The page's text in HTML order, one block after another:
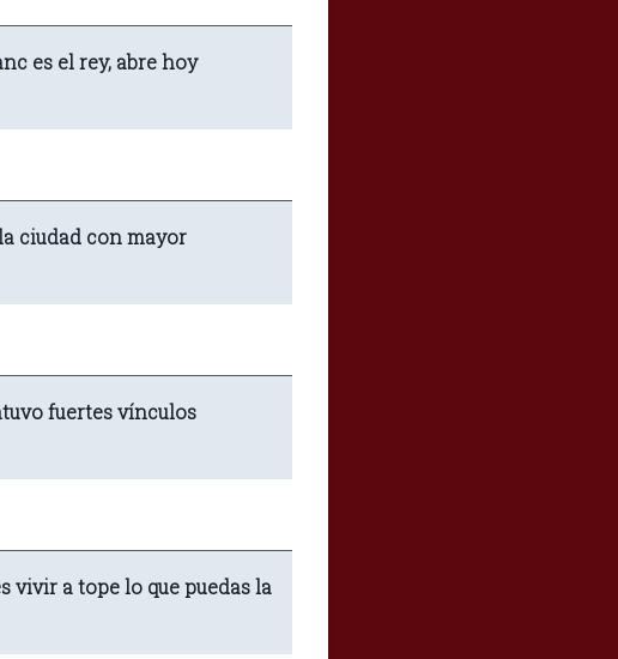
es el rey, abre hoy
ciudad con mayor
fuertes vínculos
vivir a tope lo que puedas la